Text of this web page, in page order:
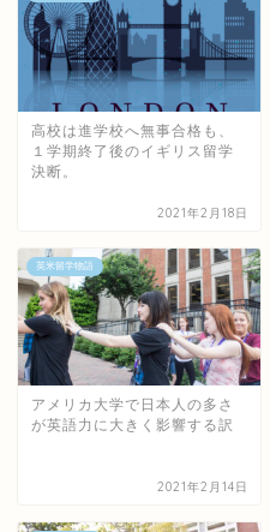
高校は進学校へ無事合格も、
１学期終了後のイギリス留学
決断。
2021年2月18日
英米留学物語
アメリカ大学で日本人の多さ
が英語力に大きく影響する訳
2021年2月14日